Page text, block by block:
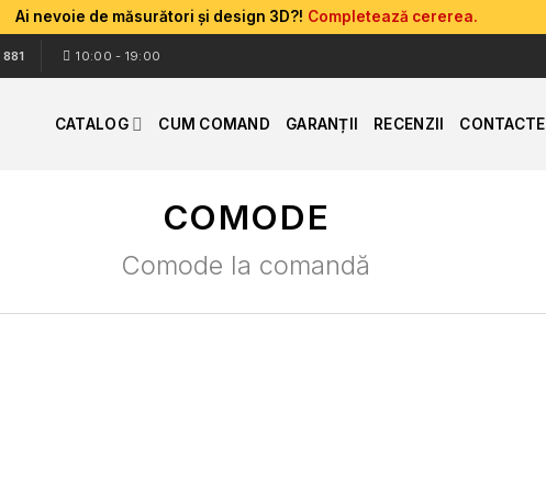
Ai nevoie de măsurători și design 3D?! Completează cererea.
10:00 - 19:00
CATALOG CUM COMAND GARANȚII RECENZII CONTACTE
COMODE
Comode la comandă